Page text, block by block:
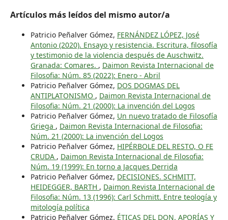
Artículos más leídos del mismo autor/a
Patricio Peñalver Gómez, FERNÁNDEZ LÓPEZ, José
Antonio (2020). Ensayo y resistencia. Escritura, filosofía
y testimonio de la violencia después de Auschwitz.
Granada: Comares. , Daimon Revista Internacional de
Filosofia: Núm. 85 (2022): Enero - Abril
Patricio Peñalver Gómez, DOS DOGMAS DEL
ANTIPLATONISMO , Daimon Revista Internacional de
Filosofia: Núm. 21 (2000): La invención del Logos
Patricio Peñalver Gómez, Un nuevo tratado de Filosofía
Griega , Daimon Revista Internacional de Filosofia:
Núm. 21 (2000): La invención del Logos
Patricio Peñalver Gómez, HIPÉRBOLE DEL RESTO, O FE
CRUDA , Daimon Revista Internacional de Filosofia:
Núm. 19 (1999): En torno a Jacques Derrida
Patricio Peñalver Gómez, DECISIONES. SCHMITT,
HEIDEGGER, BARTH , Daimon Revista Internacional de
Filosofia: Núm. 13 (1996): Carl Schmitt. Entre teología y
mitología política
Patricio Peñalver Gómez, ÉTICAS DEL DON. APORÍAS Y